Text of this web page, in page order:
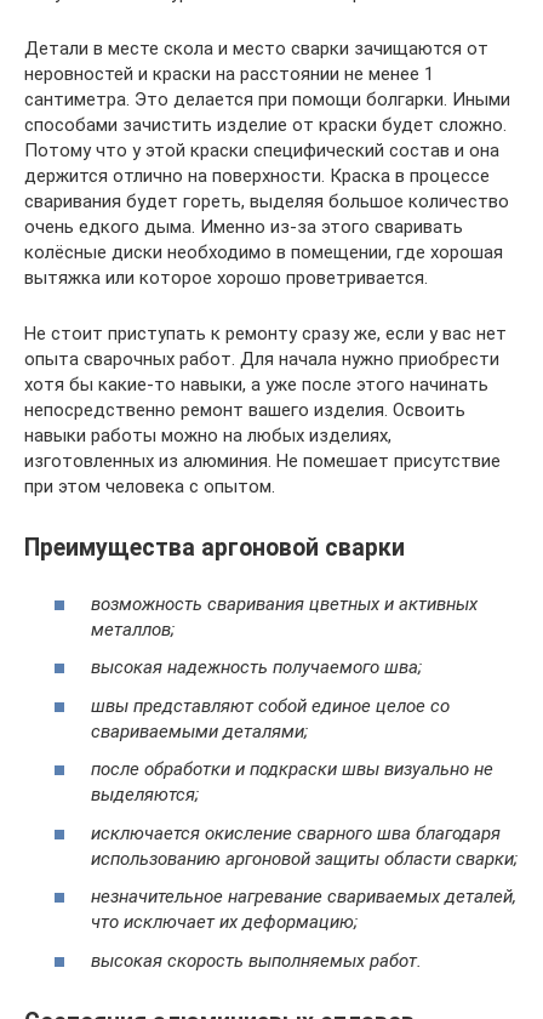
Детали в месте скола и место сварки зачищаются от
неровностей и краски на расстоянии не менее 1
сантиметра. Это делается при помощи болгарки. Иными
способами зачистить изделие от краски будет сложно.
Потому что у этой краски специфический состав и она
держится отлично на поверхности. Краска в процессе
сваривания будет гореть, выделяя большое количество
очень едкого дыма. Именно из-за этого сваривать
колёсные диски необходимо в помещении, где хорошая
вытяжка или которое хорошо проветривается.
Не стоит приступать к ремонту сразу же, если у вас нет
опыта сварочных работ. Для начала нужно приобрести
хотя бы какие-то навыки, а уже после этого начинать
непосредственно ремонт вашего изделия. Освоить
навыки работы можно на любых изделиях,
изготовленных из алюминия. Не помешает присутствие
при этом человека с опытом.
Преимущества аргоновой сварки
возможность сваривания цветных и активных
металлов;
высокая надежность получаемого шва;
швы представляют собой единое целое со
свариваемыми деталями;
после обработки и подкраски швы визуально не
выделяются;
исключается окисление сварного шва благодаря
использованию аргоновой защиты области сварки;
незначительное нагревание свариваемых деталей,
что исключает их деформацию;
высокая скорость выполняемых работ.